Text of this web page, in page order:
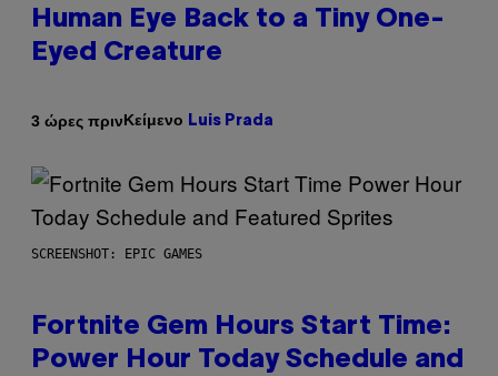
Human Eye Back to a Tiny One-
Eyed Creature
3 ώρες πρινΚείμενο Luis Prada
SCREENSHOT: EPIC GAMES
Fortnite Gem Hours Start Time:
Power Hour Today Schedule and